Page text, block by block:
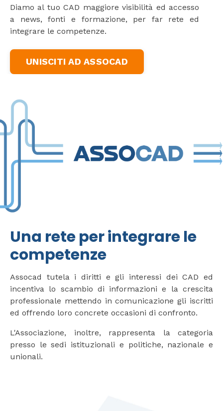
Diamo al tuo CAD maggiore visibilità ed accesso
a news, fonti e formazione, per far rete ed
integrare le competenze.
UNISCITI AD ASSOCAD
Una rete per integrare le
competenze
Assocad tutela i diritti e gli interessi dei CAD ed
incentiva lo scambio di informazioni e la crescita
professionale mettendo in comunicazione gli iscritti
ed offrendo loro concrete occasioni di confronto.
L'Associazione, inoltre, rappresenta la categoria
presso le sedi istituzionali e politiche, nazionale e
unionali.